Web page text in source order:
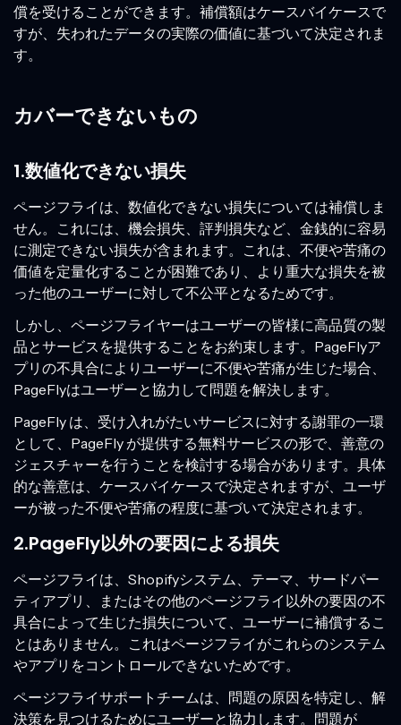
償を受けることができます。補償額はケースバイケースで
すが、失われたデータの実際の価値に基づいて決定されま
す。
カバーできないもの
1.数値化できない損失
ページフライは、数値化できない損失については補償しま
せん。これには、機会損失、評判損失など、金銭的に容易
に測定できない損失が含まれます。これは、不便や苦痛の
価値を定量化することが困難であり、より重大な損失を被
った他のユーザーに対して不公平となるためです。
しかし、ページフライヤーはユーザーの皆様に高品質の製
品とサービスを提供することをお約束します。PageFlyア
プリの不具合によりユーザーに不便や苦痛が生じた場合、
PageFlyはユーザーと協力して問題を解決します。
PageFly は、受け入れがたいサービスに対する謝罪の一環
として、PageFly が提供する無料サービスの形で、善意の
ジェスチャーを行うことを検討する場合があります。具体
的な善意は、ケースバイケースで決定されますが、ユーザ
ーが被った不便や苦痛の程度に基づいて決定されます。
2.PageFly以外の要因による損失
ページフライは、Shopifyシステム、テーマ、サードパー
ティアプリ、またはその他のページフライ以外の要因の不
具合によって生じた損失について、ユーザーに補償するこ
とはありません。これはページフライがこれらのシステム
やアプリをコントロールできないためです。
ページフライサポートチームは、問題の原因を特定し、解
決策を見つけるためにユーザーと協力します。問題が